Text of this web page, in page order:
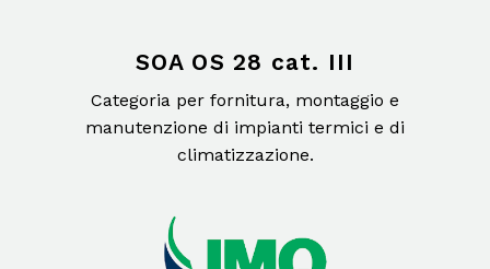
SOA OS 28 cat. III
Categoria per fornitura, montaggio e
manutenzione di impianti termici e di
climatizzazione.